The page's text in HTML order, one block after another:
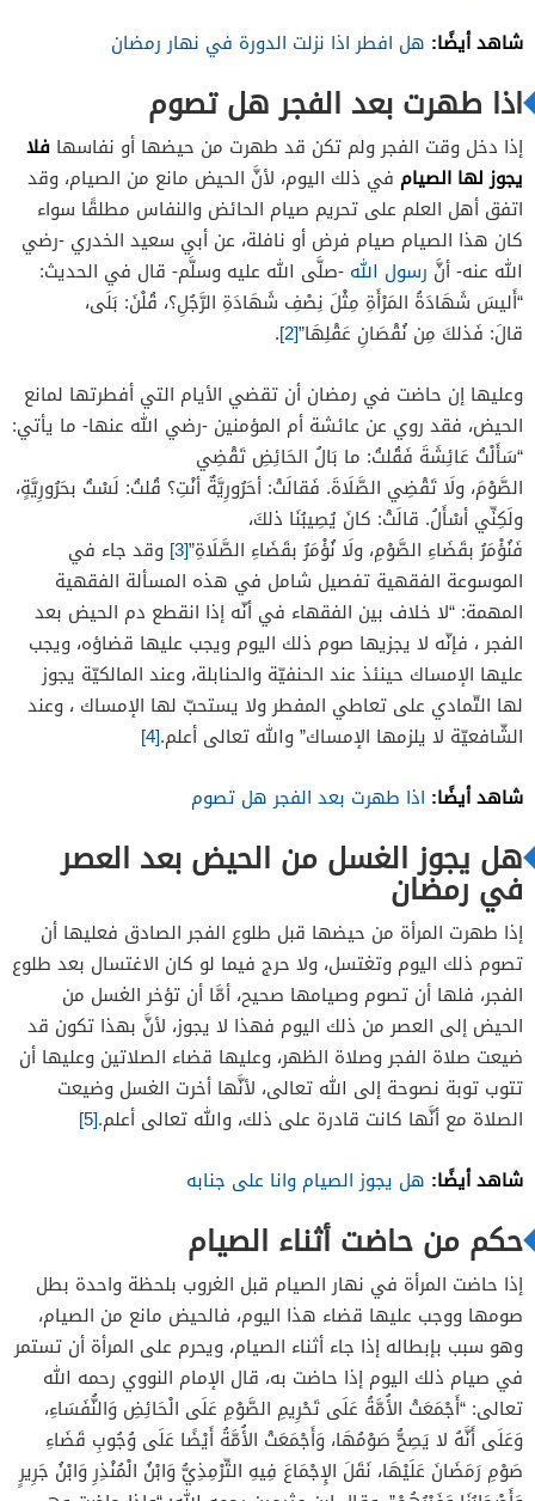
شاهد أيضًا: هل افطر اذا نزلت الدورة في نهار رمضان
اذا طهرت بعد الفجر هل تصوم
إذا دخل وقت الفجر ولم تكن قد طهرت من حيضها أو نفاسها فلا
يجوز لها الصيام في ذلك اليوم، لأنَّ الحيض مانع من الصيام، وقد
اتفق أهل العلم على تحريم صيام الحائض والنفاس مطلقًا سواء
كان هذا الصيام صيام فرض أو نافلة، عن أبي سعيد الخدري -رضي
الله عنه- أنَّ رسول الله -صلَّى الله عليه وسلَّم- قال في الحديث:
“أَليسَ شَهَادَةُ المَرْأَةِ مِثْلَ نِصْفِ شَهَادَةِ الرَّجُلِ؟، قُلْنَ: بَلَى،
قالَ: فَذلكَ مِن نُقْصَانِ عَقْلِهَا”[2]
.
وعليها إن حاضت في رمضان أن تقضي الأيام التي أفطرتها لمانع
الحيض، فقد روي عن عائشة أم المؤمنين -رضي الله عنها- ما يأتي:
“سَأَلْتُ عَائِشَةَ فَقُلتُ: ما بَالُ الحَائِضِ تَقْضِي
الصَّوْمَ، ولَاتَقْضِي الصَّلَاةَ. فَقالَتْ: أحَرُورِيَّةٌ أنْتِ؟ قُلتُ: لَسْتُ بحَرُورِيَّةٍ،
ولَكِنِّي أسْأَلُ. قالَتْ: كانَ يُصِيبُنَا ذلكَ،
فَنُؤْمَرُ بقَضَاءِ الصَّوْمِ، ولَانُؤْمَرُ بقَضَاءِ الصَّلَاةِ”[3]
وقد جاء في
الموسوعة الفقهية تفصيل شامل في هذه المسألة الفقهية
المهمة: “لا خلاف بين الفقهاء في أنّه إذا انقطع دم الحيض بعد
الفجر ، فإنّه لا يجزيها صوم ذلك اليوم ويجب عليها قضاؤه، ويجب
عليها الإمساك حينئذ عند الحنفيّة والحنابلة، وعند المالكيّة يجوز
لها التّمادي على تعاطي المفطر ولا يستحبّ لها الإمساك ، وعند
الشّافعيّة لا يلزمها الإمساك” والله تعالى أعلم.[4]
شاهد أيضًا: اذا طهرت بعد الفجر هل تصوم
هل يجوز الغسل من الحيض بعد العصر
في رمضان
إذا طهرت المرأة من حيضها قبل طلوع الفجر الصادق فعليها أن
تصوم ذلك اليوم وتغتسل، ولا حرج فيما لو كان الاغتسال بعد طلوع
الفجر، فلها أن تصوم وصيامها صحيح، أمَّا أن تؤخر الغسل من
الحيض إلى العصر من ذلك اليوم فهذا لا يجوز، لأنَّ بهذا تكون قد
ضيعت صلاة الفجر وصلاة الظهر، وعليها قضاء الصلاتين وعليها أن
تتوب توبة نصوحة إلى الله تعالى، لأنَّها أخرت الغسل وضيعت
الصلاة مع أنَّها كانت قادرة على ذلك، والله تعالى أعلم.[5]
شاهد أيضًا: هل يجوز الصيام وانا على جنابه
حكم من حاضت أثناء الصيام
إذا حاضت المرأة في نهار الصيام قبل الغروب بلحظة واحدة بطل
صومها ووجب عليها قضاء هذا اليوم، فالحيض مانع من الصيام،
وهو سبب بإبطاله إذا جاء أثناء الصيام، ويحرم على المرأة أن تستمر
في صيام ذلك اليوم إذا حاضت به، قال الإمام النووي رحمه الله
تعالى: “أَجْمَعَتْ الأُمَّةُ عَلَى تَحْرِيمِ الصَّوْمِ عَلَى الْحَائِضِ وَالنُّفَسَاءِ،
وَعَلَى أَنَّهُ لا يَصِحُّ صَوْمُهَا، وَأَجْمَعَتْ الأُمَّةُ أَيْضًا عَلَى وُجُوبِ قَضَاءِ
صَوْمِ رَمَضَانَ عَلَيْهَا، نَقَلَ الإِجْمَاعَ فِيهِ التِّرْمِذِيُّ وَابْنُ الْمُنْذِرِ وَابْنُ جَرِيرٍ